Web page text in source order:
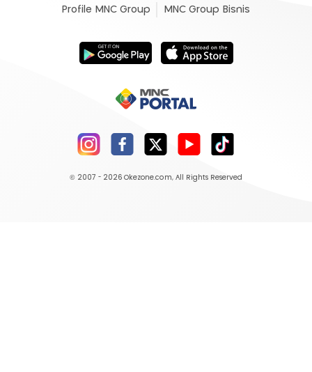
Profile MNC Group MNC Group Bisnis
© 2007 - 2026 Okezone.com, All Rights Reserved